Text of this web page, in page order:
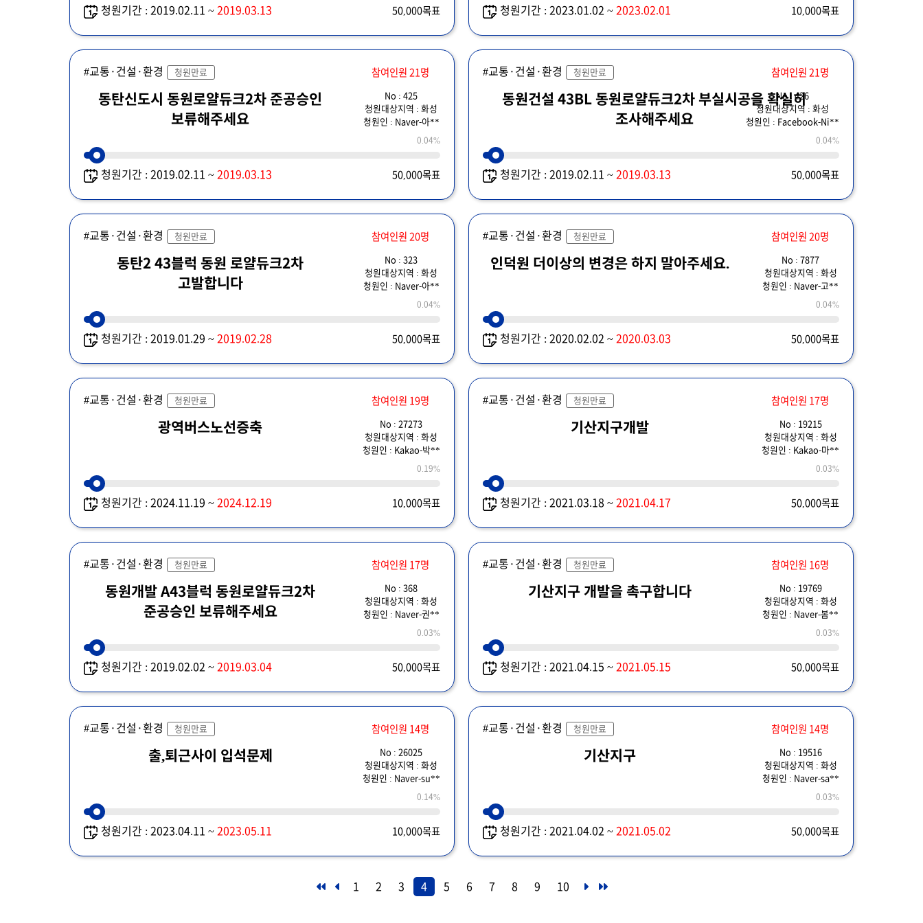
청원기간 : 2019.02.11 ~ 2019.03.13 50,000목표 청원기간 : 2023.01.02 ~ 2023.02.01 10,000목표
#교통·건설·환경 청원만료 참여인원 21명
동탄신도시 동원로얄듀크2차 준공승인
보류해주세요
No : 425
청원대상지역 : 화성
청원인 : Naver-아**
0.04%
청원기간 : 2019.02.11 ~ 2019.03.13 50,000목표
#교통·건설·환경 청원만료 참여인원 21명
동원건설 43BL 동원로얄듀크2차 부실시공을 확실히
조사해주세요
No : 426
청원대상지역 : 화성
청원인 : Facebook-Ni**
0.04%
청원기간 : 2019.02.11 ~ 2019.03.13 50,000목표
#교통·건설·환경 청원만료 참여인원 20명
동탄2 43블럭 동원 로얄듀크2차
고발합니다
No : 323
청원대상지역 : 화성
청원인 : Naver-아**
0.04%
청원기간 : 2019.01.29 ~ 2019.02.28 50,000목표
#교통·건설·환경 청원만료 참여인원 20명
인덕원 더이상의 변경은 하지 말아주세요.
No : 7877
청원대상지역 : 화성
청원인 : Naver-고**
0.04%
청원기간 : 2020.02.02 ~ 2020.03.03 50,000목표
#교통·건설·환경 청원만료 참여인원 19명
광역버스노선증축
No : 27273
청원대상지역 : 화성
청원인 : Kakao-박**
0.19%
청원기간 : 2024.11.19 ~ 2024.12.19 10,000목표
#교통·건설·환경 청원만료 참여인원 17명
기산지구개발
No : 19215
청원대상지역 : 화성
청원인 : Kakao-마**
0.03%
청원기간 : 2021.03.18 ~ 2021.04.17 50,000목표
#교통·건설·환경 청원만료 참여인원 17명
동원개발 A43블럭 동원로얄듀크2차
준공승인 보류해주세요
No : 368
청원대상지역 : 화성
청원인 : Naver-권**
0.03%
청원기간 : 2019.02.02 ~ 2019.03.04 50,000목표
#교통·건설·환경 청원만료 참여인원 16명
기산지구 개발을 촉구합니다
No : 19769
청원대상지역 : 화성
청원인 : Naver-봄**
0.03%
청원기간 : 2021.04.15 ~ 2021.05.15 50,000목표
#교통·건설·환경 청원만료 참여인원 14명
출,퇴근사이 입석문제
No : 26025
청원대상지역 : 화성
청원인 : Naver-su**
0.14%
청원기간 : 2023.04.11 ~ 2023.05.11 10,000목표
#교통·건설·환경 청원만료 참여인원 14명
기산지구
No : 19516
청원대상지역 : 화성
청원인 : Naver-sa**
0.03%
청원기간 : 2021.04.02 ~ 2021.05.02 50,000목표
1 2 3 4 5 6 7 8 9 10